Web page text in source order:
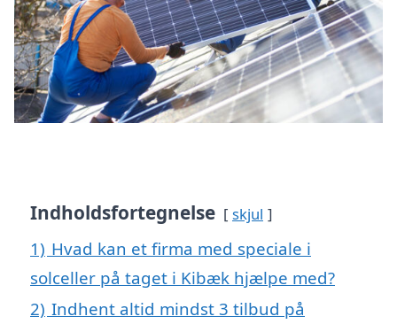
Indholdsfortegnelse skjul
1) Hvad kan et firma med speciale i
solceller på taget i Kibæk hjælpe med?
2) Indhent altid mindst 3 tilbud på